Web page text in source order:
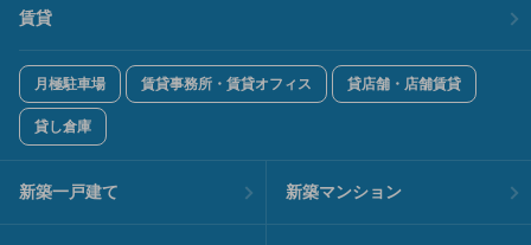
賃貸
月極駐車場 賃貸事務所・賃貸オフィス 貸店舗・店舗賃貸
貸し倉庫
新築一戸建て 新築マンション